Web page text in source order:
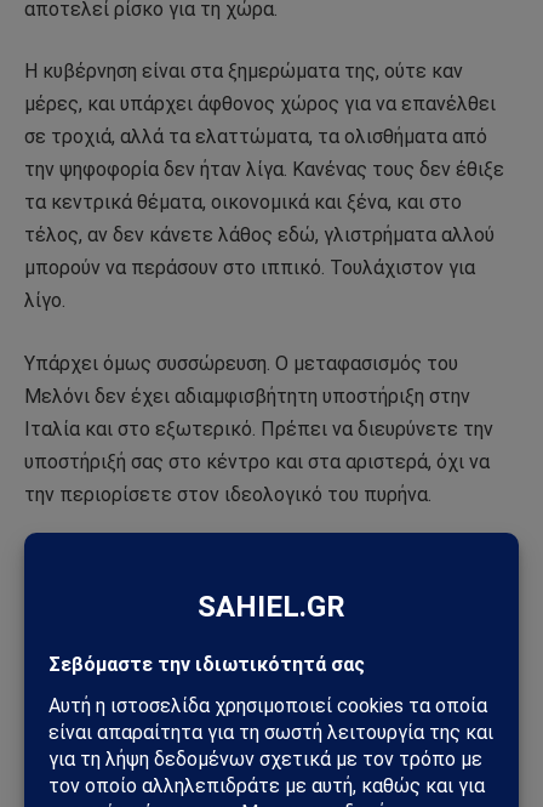
αποτελεί ρίσκο για τη χώρα.
Η κυβέρνηση είναι στα ξημερώματα της, ούτε καν
μέρες, και υπάρχει άφθονος χώρος για να επανέλθει
σε τροχιά, αλλά τα ελαττώματα, τα ολισθήματα από
την ψηφοφορία δεν ήταν λίγα. Κανένας τους δεν έθιξε
τα κεντρικά θέματα, οικονομικά και ξένα, και στο
τέλος, αν δεν κάνετε λάθος εδώ, γλιστρήματα αλλού
μπορούν να περάσουν στο ιππικό. Τουλάχιστον για
λίγο.
Υπάρχει όμως συσσώρευση. Ο μεταφασισμός του
Μελόνι δεν έχει αδιαμφισβήτητη υποστήριξη στην
Ιταλία και στο εξωτερικό. Πρέπει να διευρύνετε την
υποστήριξή σας στο κέντρο και στα αριστερά, όχι να
την περιορίσετε στον ιδεολογικό του πυρήνα.
Πηγή:formiche.net
Ακολουθήστε τοSahiel.gr στο Google Newsκαι
μάθετε πρώτοι όλες τις ειδήσεις.